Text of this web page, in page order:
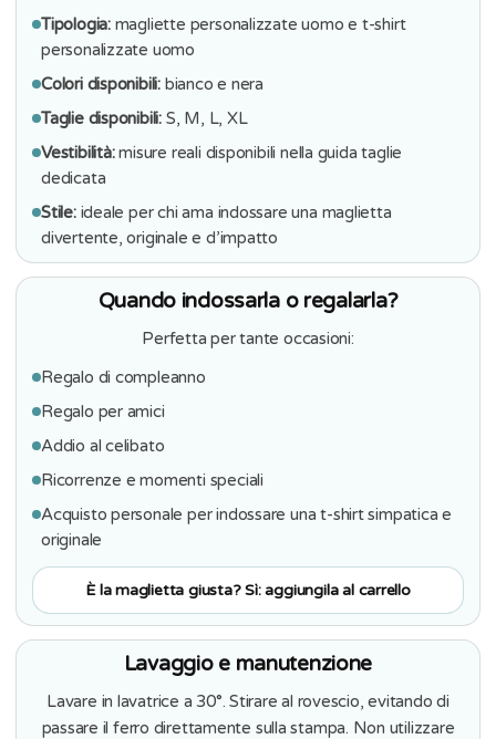
Tipologia:magliette personalizzate uomo e t-shirt
personalizzate uomo
Colori disponibili: bianco e nera
Taglie disponibili: S, M, L, XL
Vestibilità:misure reali disponibili nella guida taglie
dedicata
Stile:ideale per chi ama indossare una maglietta
divertente, originale e d’impatto
Quando indossarla o regalarla?
Perfetta per tante occasioni:
Regalo di compleanno
Regalo per amici
Addio al celibato
Ricorrenze e momenti speciali
Acquisto personale per indossare una t-shirt simpatica e
originale
È la maglietta giusta? Sì: aggiungila al carrello
Lavaggio e manutenzione
Lavare in lavatrice a 30°. Stirare al rovescio, evitando di
passare il ferro direttamente sulla stampa. Non utilizzare